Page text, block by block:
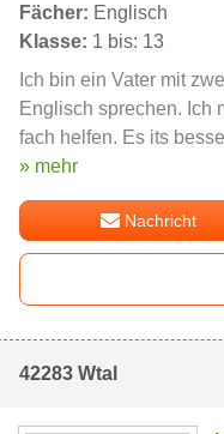
Fächer: Englisch
Klasse: 1 bis: 13
Ich bin ein Vater mit
Englisch sprechen. Ich
fach helfen. Es its
» mehr
Nachricht
42283 Wtal